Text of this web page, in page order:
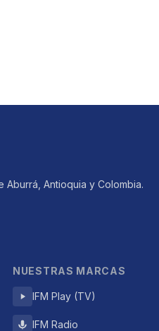
Antioquia y Colombia.
NUESTRAS MARCAS
IFM Play (TV)
IFM Radio